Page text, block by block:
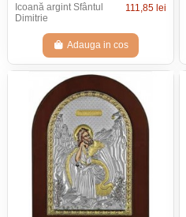
Icoană argint Sfântul
Dimitrie
111,85 lei
Adauga in cos